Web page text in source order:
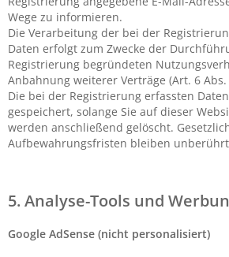
Wege zu informieren.
Die Verarbeitung der bei der
Daten erfolgt zum Zwecke der
Registrierung begründeten
Anbahnung weiterer Verträge (Art. 6 Abs.
Die bei der Registrierung erfassten
gespeichert, solange Sie auf dieser
werden anschließend gelöscht.
Aufbewahrungsfristen bleiben
5. Analyse-Tools und
Google AdSense (nicht personalisiert)